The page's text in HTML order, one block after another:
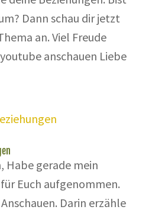
Dann schau dir jetzt
an. Viel Freude
anschauen Liebe
Habe gerade mein
Euch aufgenommen.
Darin erzähle